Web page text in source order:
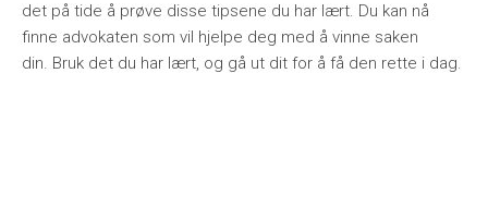
det på tide å prøve disse tipsene du har lært. Du kan nå
finne advokaten som vil hjelpe deg med å vinne saken
din. Bruk det du har lært, og gå ut dit for å få den rette i dag.